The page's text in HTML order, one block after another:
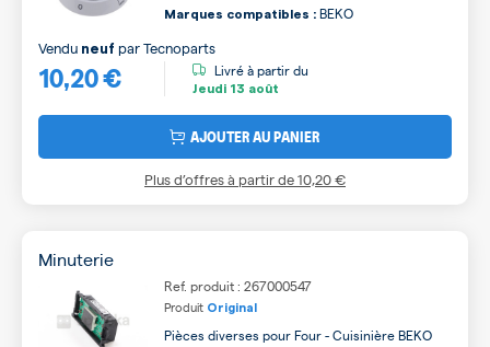
Marques compatibles : BEKO
10,20 €
Vendu neuf parTecnoparts
Livré à partir du
Jeudi 13 août
AJOUTER AU PANIER
Plus d’offres à partir de10,20 €
Minuterie
Ref. produit : 267000547
Produit Original
Pièces diverses pour Four - Cuisinière BEKO